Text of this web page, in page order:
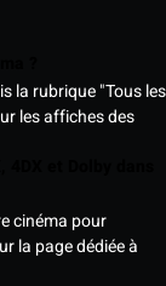
la rubrique "Tous les
les affiches des
cinéma pour
la page dédiée à